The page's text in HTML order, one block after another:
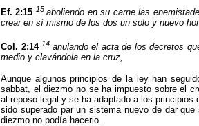
Ef. 2:15 15 aboliendo en su carne las
crear en sí mismo de los dos un solo y nuevo
Col. 2:1414 anulando el acta de los decretos
medio y clavándola en la cruz,
Aunque algunos principios de la ley han
sabbat, el diezmo no se ha impuesto sobre el
al reposo legal y se ha adaptado a los
sido superado par un sistema nuevo de dar
diezmo no podía hacerlo.